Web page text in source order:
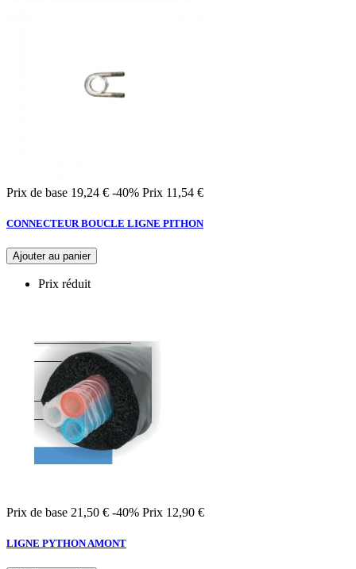
Prix de base 19,24 € -40% Prix 11,54 €
CONNECTEUR BOUCLE LIGNE PITHON
Ajouter au panier
Prix réduit
Prix de base 21,50 € -40% Prix 12,90 €
LIGNE PYTHON AMONT